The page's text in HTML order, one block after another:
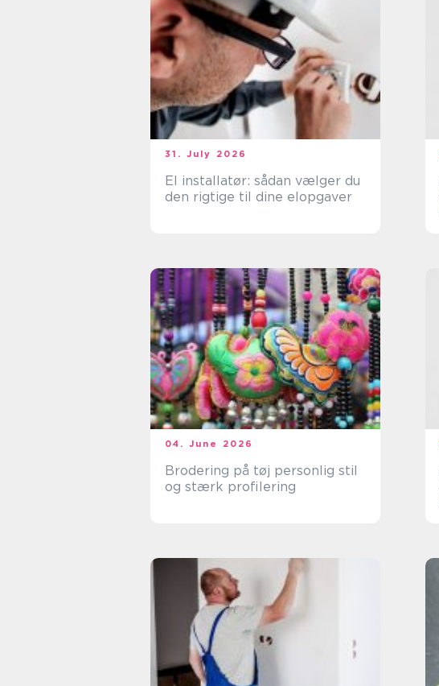
31. July 2026
El installatør: sådan vælger du
den rigtige til dine elopgaver
04. June 2026
Brodering på tøj personlig stil
og stærk profilering